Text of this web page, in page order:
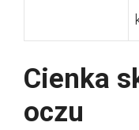
Cienka
oczu